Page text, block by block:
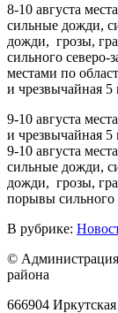
8-10 августа
сильные дожди,
дожди, грозы,
сильного северо-
местами по
и чрезвычайная 5
9-10 августа
и чрезвычайная 5
9-10 августа
сильные дожди,
дожди, грозы,
порывы сильного
В рубрике:
© Администрация
района
666904